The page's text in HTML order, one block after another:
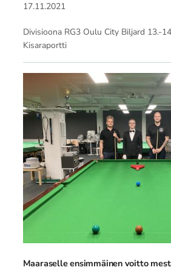
17.11.2021
Divisioona RG3 Oulu City Biljard 13.-
Kisaraportti
Maaraselle ensimmäinen voitto